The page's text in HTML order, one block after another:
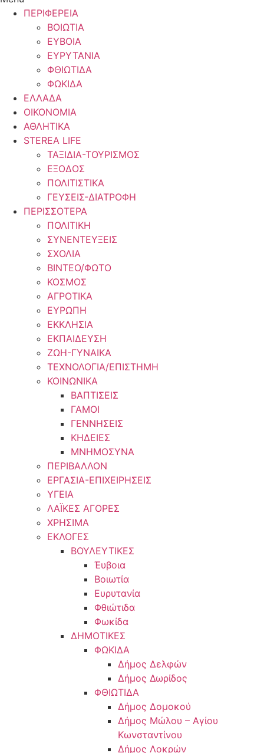
ΠΕΡΙΦΕΡΕΙΑ
ΒΟΙΩΤΙΑ
ΕΥΒΟΙΑ
ΕΥΡΥΤΑΝΙΑ
ΦΘΙΩΤΙΔΑ
ΦΩΚΙΔΑ
ΕΛΛΑΔΑ
ΟΙΚΟΝΟΜΙΑ
ΑΘΛΗΤΙΚΑ
STEREA LIFE
ΤΑΞΙΔΙΑ-ΤΟΥΡΙΣΜΟΣ
ΕΞΟΔΟΣ
ΠΟΛΙΤΙΣΤΙΚΑ
ΓΕΥΣΕΙΣ-ΔΙΑΤΡΟΦΗ
ΠΕΡΙΣΣΟΤΕΡΑ
ΠΟΛΙΤΙΚΗ
ΣΥΝΕΝΤΕΥΞΕΙΣ
ΣΧΟΛΙΑ
ΒΙΝΤΕΟ/ΦΩΤΟ
ΚΟΣΜΟΣ
ΑΓΡΟΤΙΚΑ
ΕΥΡΩΠΗ
ΕΚΚΛΗΣΙΑ
ΕΚΠΑΙΔΕΥΣΗ
ΖΩΗ-ΓΥΝΑΙΚΑ
ΤΕΧΝΟΛΟΓΙΑ/ΕΠΙΣΤΗΜΗ
ΚΟΙΝΩΝΙΚΑ
ΒΑΠΤΙΣΕΙΣ
ΓΑΜΟΙ
ΓΕΝΝΗΣΕΙΣ
ΚΗΔΕΙΕΣ
ΜΝΗΜΟΣΥΝΑ
ΠΕΡΙΒΑΛΛΟΝ
ΕΡΓΑΣΙΑ-ΕΠΙΧΕΙΡΗΣΕΙΣ
ΥΓΕΙΑ
ΛΑΪΚΕΣ ΑΓΟΡΕΣ
ΧΡΗΣΙΜΑ
ΕΚΛΟΓΕΣ
ΒΟΥΛΕΥΤΙΚΕΣ
Έυβοια
Βοιωτία
Ευρυτανία
Φθιώτιδα
Φωκίδα
ΔΗΜΟΤΙΚΕΣ
ΦΩΚΙΔΑ
Δήμος Δελφών
Δήμος Δωρίδος
ΦΘΙΩΤΙΔΑ
Δήμος Δομοκού
Δήμος Μώλου – Αγίου
Κωνσταντίνου
Δήμος Λοκρών